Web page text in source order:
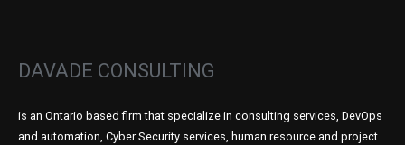
DAVADE CONSULTING
is an Ontario based firm that specialize in consulting services, DevOps
and automation, Cyber Security services, human resource and project